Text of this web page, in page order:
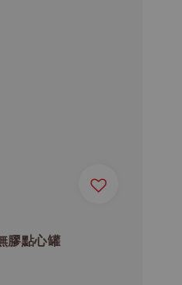
膠點心罐